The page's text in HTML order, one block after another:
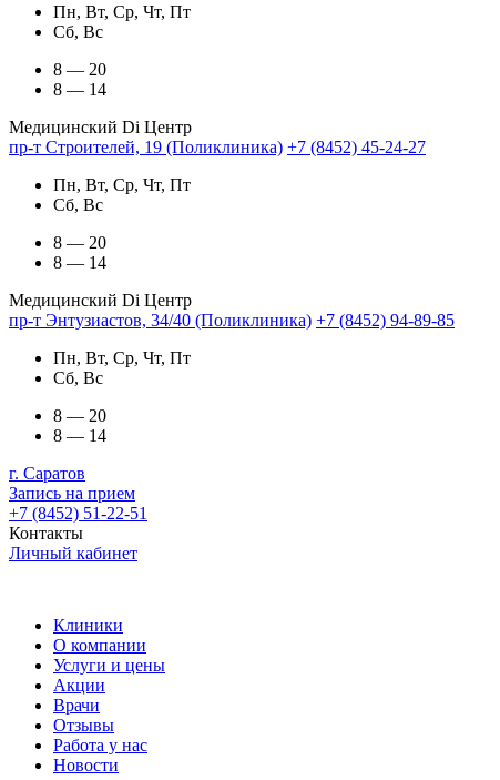
Пн, Вт, Ср, Чт, Пт
Сб, Вс
8 — 20
8 — 14
Медицинский Di Центр
пр-т Строителей, 19 (Поликлиника) +7 (8452) 45-24-27
Пн, Вт, Ср, Чт, Пт
Сб, Вс
8 — 20
8 — 14
Медицинский Di Центр
пр-т Энтузиастов, 34/40 (Поликлиника) +7 (8452) 94-89-85
Пн, Вт, Ср, Чт, Пт
Сб, Вс
8 — 20
8 — 14
г. Саратов
Запись на прием
+7 (8452) 51-22-51
Контакты
Личный кабинет
Клиники
О компании
Услуги и цены
Акции
Врачи
Отзывы
Работа у нас
Новости